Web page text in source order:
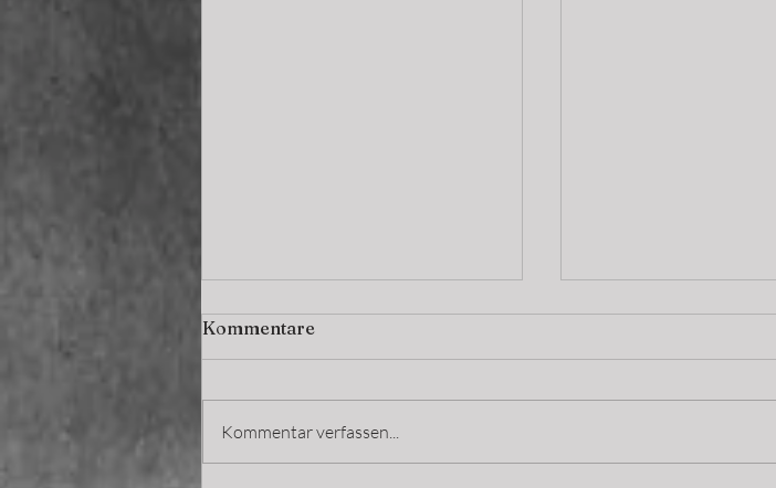
Kommentare
Kommentar verfassen...